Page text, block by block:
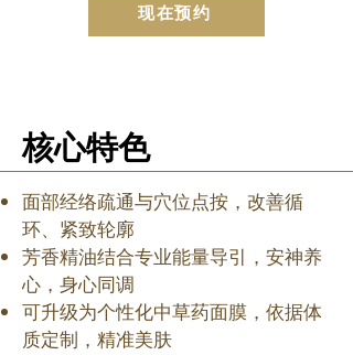
现在预约
核心特色
面部经络疏通与穴位点按，改善循
环、紧致轮廓
芳香精油结合专业能量导引，安神养
心，身心同调
可升级为个性化中草药面膜，依据体
质定制，精准美肤